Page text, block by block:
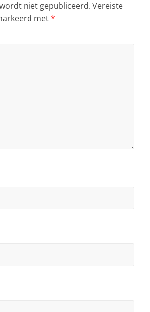
niet gepubliceerd. Vereiste
met*